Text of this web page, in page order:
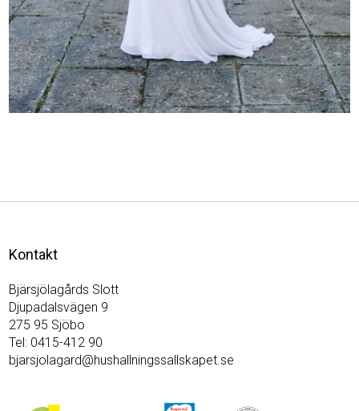
Kontakt
Bjärsjölagårds Slott
Djupadalsvägen 9
275 95 Sjöbo
Tel: 0415-412 90
bjarsjolagard@hushallningssallskapet.se